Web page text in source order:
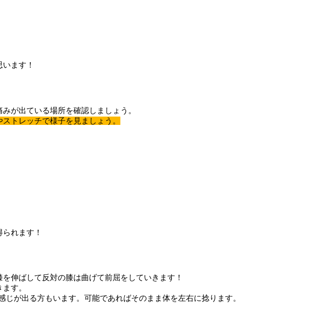
ます！
みが出ている場所を確認しましょう。
トレッチで様子を見ましょう。
れます！
伸ばして反対の膝は曲げて前屈をしていきます！
す。
が出る方もいます。可能であればそのまま体を左右に捻ります。